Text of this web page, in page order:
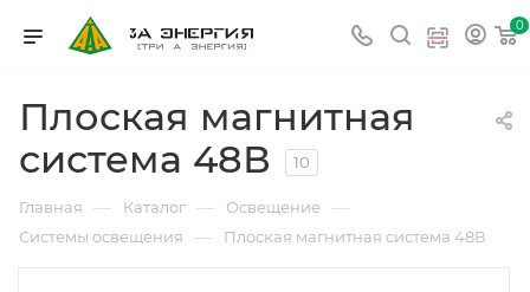
0
Плоская магнитная
система 48В
10
Главная — Каталог — Освещение —
Системы освещения — Плоская магнитная система 48В